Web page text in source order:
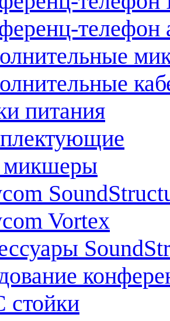
телефон
питания
микшеры
Vortex